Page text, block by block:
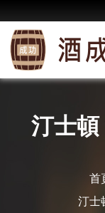
汀士
首
汀士